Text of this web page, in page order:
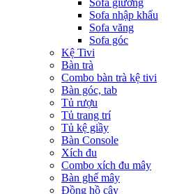
Sofa giường
Sofa nhập khẩu
Sofa văng
Sofa góc
Kệ Tivi
Bàn trà
Combo bàn trà kệ tivi
Bàn góc, tab
Tủ rượu
Tủ trang trí
Tủ kệ giầy
Bàn Console
Xích đu
Combo xích đu mây
Bàn ghế mây
Đồng hồ cây